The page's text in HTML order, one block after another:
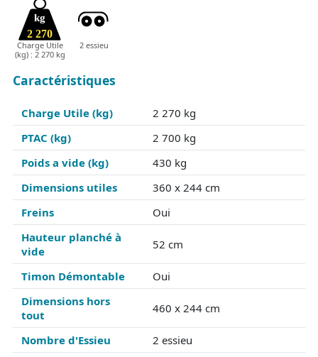
2 270
kg
Charge Utile
(kg) : 2 270 kg
2 essieu
Caractéristiques
Charge Utile (kg)
2 270 kg
PTAC (kg)
2 700 kg
Poids a vide (kg)
430 kg
Dimensions utiles
360 x 244 cm
Freins
Oui
Hauteur planché à
vide
52 cm
Timon Démontable
Oui
Dimensions hors
tout
460 x 244 cm
Nombre d'Essieu
2 essieu